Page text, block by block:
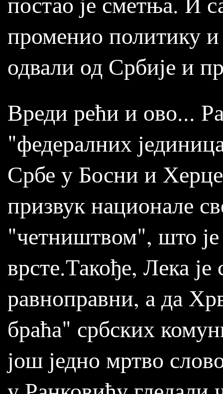
променио политику
одвали од Србије и
Вреди рећи и ово...
"федералних
Србе у Босни и
призвук национале
"четништвом", што је
врсте.Такође, Лека
равноправни, а да
браћа" србских
још једно мртво